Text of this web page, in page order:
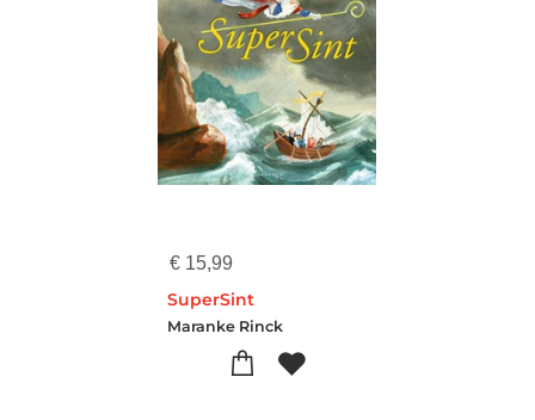
€ 15,99
SuperSint
Maranke Rinck